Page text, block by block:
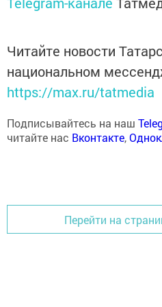
Читайте новости
национальном
https://max.ru/tatmedia
Подписывайтесь на наш
читайте нас Вконтакте,
Перейти на